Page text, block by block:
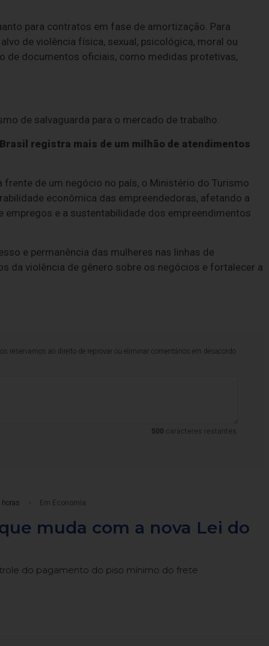
para contratos em fase de amortização. Para
de violência física, sexual, psicológica, moral ou
de documentos oficiais, como medidas protetivas,
de salvaguarda para o mercado de trabalho.
registra mais de um milhão de atendimentos
de um negócio no país, o Ministério do Turismo
econômica das empreendedoras, afetando a
empregos e a sustentabilidade dos empreendimentos
e permanência das mulheres nas linhas de
da violência de gênero sobre os negócios e fortalecer a
reservamos ao direito de reprovar ou eliminar comentários em desacordo
500caracteres restantes.
horas Em Economia
muda com a nova Lei do
do pagamento do piso mínimo do frete